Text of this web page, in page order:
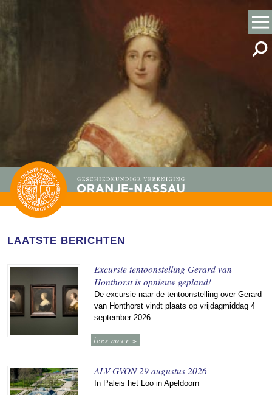
LAATSTE BERICHTEN
Excursie tentoonstelling Gerard van
Honthorst is opnieuw gepland!
De excursie naar de tentoonstelling over Gerard
van Honthorst vindt plaats op vrijdagmiddag 4
september 2026.
lees meer >
ALV GVON 29 augustus 2026
In Paleis het Loo in Apeldoorn